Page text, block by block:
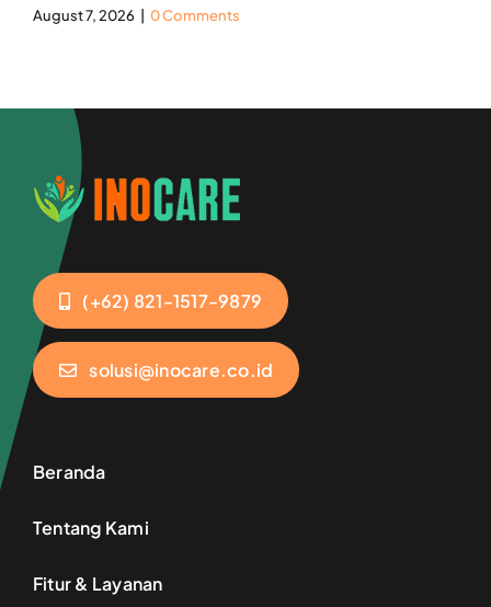
August 7, 2026 0 Comments
(+62) 821-1517-9879
solusi@inocare.co.id
Beranda
Tentang Kami
Fitur & Layanan